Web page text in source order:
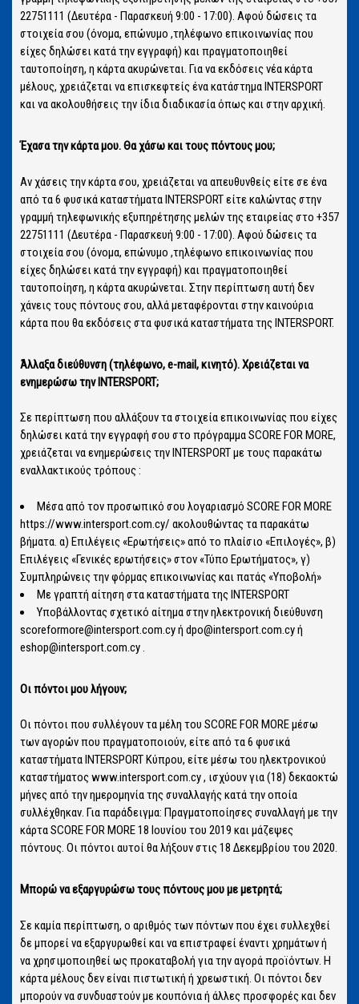
22751111 (Δευτέρα - Παρασκευή 9:00 - 17:00). Αφού δώσεις τα
στοιχεία σου (όνομα, επώνυμο ,τηλέφωνο επικοινωνίας που
είχες δηλώσει κατά την εγγραφή) και πραγματοποιηθεί
ταυτοποίηση, η κάρτα ακυρώνεται. Για να εκδόσεις νέα κάρτα
μέλους, χρειάζεται να επισκεφτείς ένα κατάστημα INTERSPORT
και να ακολουθήσεις την ίδια διαδικασία όπως και στην αρχική.
Έχασα την κάρτα μου. Θα χάσω και τους πόντους μου;
Αν χάσεις την κάρτα σου, χρειάζεται να απευθυνθείς είτε σε ένα
από τα 6 φυσικά καταστήματα INTERSPORT είτε καλώντας στην
γραμμή τηλεφωνικής εξυπηρέτησης μελών της εταιρείας στο +357
22751111 (Δευτέρα - Παρασκευή 9:00 - 17:00). Αφού δώσεις τα
στοιχεία σου (όνομα, επώνυμο ,τηλέφωνο επικοινωνίας που
είχες δηλώσει κατά την εγγραφή) και πραγματοποιηθεί
ταυτοποίηση, η κάρτα ακυρώνεται. Στην περίπτωση αυτή δεν
χάνεις τους πόντους σου, αλλά μεταφέρονται στην καινούρια
κάρτα που θα εκδόσεις στα φυσικά καταστήματα της INTERSPORT.
Άλλαξα διεύθυνση (τηλέφωνο, e-mail, κινητό). Χρειάζεται να
ενημερώσω την INTERSPORT;
Σε περίπτωση που αλλάξουν τα στοιχεία επικοινωνίας που είχες
δηλώσει κατά την εγγραφή σου στο πρόγραμμα SCORE FOR MORE,
χρειάζεται να ενημερώσεις την INTERSPORT με τους παρακάτω
εναλλακτικούς τρόπους :
Μέσα από τον προσωπικό σου λογαριασμό SCORE FOR MORE
https://www.intersport.com.cy/ ακολουθώντας τα παρακάτω
βήματα. α) Επιλέγεις «Ερωτήσεις» από το πλαίσιο «Επιλογές», β)
Επιλέγεις «Γενικές ερωτήσεις» στον «Τύπο Ερωτήματος», γ)
Συμπληρώνεις την φόρμας επικοινωνίας και πατάς «Υποβολή»
Με γραπτή αίτηση στα καταστήματα της INTERSPORT
Υποβάλλοντας σχετικό αίτημα στην ηλεκτρονική διεύθυνση
scoreformore@intersport.com.cy ή dpo@intersport.com.cy ή
eshop@intersport.com.cy .
Οι πόντοι μου λήγουν;
Οι πόντοι που συλλέγουν τα μέλη του SCORE FOR MORE μέσω
των αγορών που πραγματοποιούν, είτε από τα 6 φυσικά
καταστήματα INTERSPORT Κύπρου, είτε μέσω του ηλεκτρονικού
καταστήματος www.intersport.com.cy , ισχύουν για (18) δεκαοκτώ
μήνες από την ημερομηνία της συναλλαγής κατά την οποία
συλλέχθηκαν. Για παράδειγμα: Πραγματοποίησες συναλλαγή με την
κάρτα SCORE FOR MORE 18 Ιουνίου του 2019 και μάζεψες
πόντους. Οι πόντοι αυτοί θα λήξουν στις 18 Δεκεμβρίου του 2020.
Μπορώ να εξαργυρώσω τους πόντους μου με μετρητά;
Σε καμία περίπτωση, ο αριθμός των πόντων που έχει συλλεχθεί
δε μπορεί να εξαργυρωθεί και να επιστραφεί έναντι χρημάτων ή
να χρησιμοποιηθεί ως προκαταβολή για την αγορά προϊόντων. Η
κάρτα μέλους δεν είναι πιστωτική ή χρεωστική. Οι πόντοι δεν
μπορούν να συνδυαστούν με κουπόνια ή άλλες προσφορές και δεν